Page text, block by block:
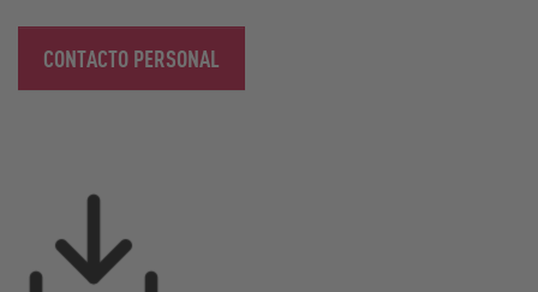
CONTACTO PERSONAL